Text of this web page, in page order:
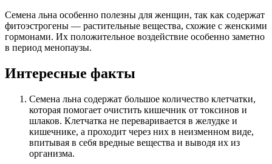
Семена льна особенно полезны для женщин, так как содержат
фитоэстрогены — растительные вещества, схожие с женскими
гормонами. Их положительное воздействие особенно заметно
в период менопаузы.
Интересные факты
Семена льна содержат большое количество клетчатки,
которая помогает очистить кишечник от токсинов и
шлаков. Клетчатка не переваривается в желудке и
кишечнике, а проходит через них в неизменном виде,
впитывая в себя вредные вещества и выводя их из
организма.